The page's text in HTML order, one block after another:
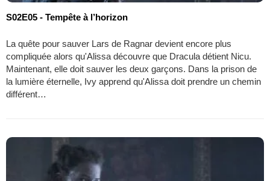
S02E05 - Tempête à l’horizon
La quête pour sauver Lars de Ragnar devient encore plus
compliquée alors qu'Alissa découvre que Dracula détient Nicu.
Maintenant, elle doit sauver les deux garçons. Dans la prison de
la lumière éternelle, Ivy apprend qu'Alissa doit prendre un chemin
différent…